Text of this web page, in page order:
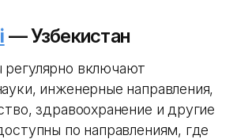
— Узбекистан
включают
инженерные направления,
здравоохранение и другие
по направлениям, где